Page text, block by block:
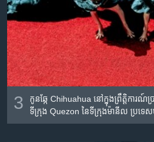
3
កូន​ឆ្កែ​ Chihuahua នៅ​ក្នុង​ព្រឹត្តិការណ៍​
ទីក្រុង Quezon នៃ​ទីក្រុងម៉ានីល ប្រទេ